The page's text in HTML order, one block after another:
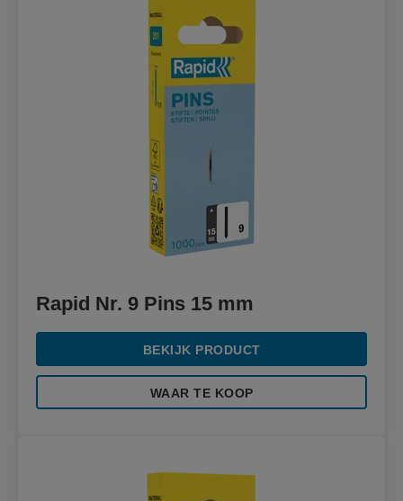
Rapid Nr. 9 Pins 15 mm
BEKIJK PRODUCT
WAAR TE KOOP